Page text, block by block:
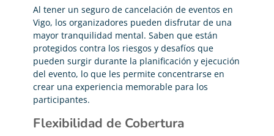
Al tener un seguro de cancelación de eventos en
Vigo, los organizadores pueden disfrutar de una
mayor tranquilidad mental. Saben que están
protegidos contra los riesgos y desafíos que
pueden surgir durante la planificación y ejecución
del evento, lo que les permite concentrarse en
crear una experiencia memorable para los
participantes.
Flexibilidad de Cobertura